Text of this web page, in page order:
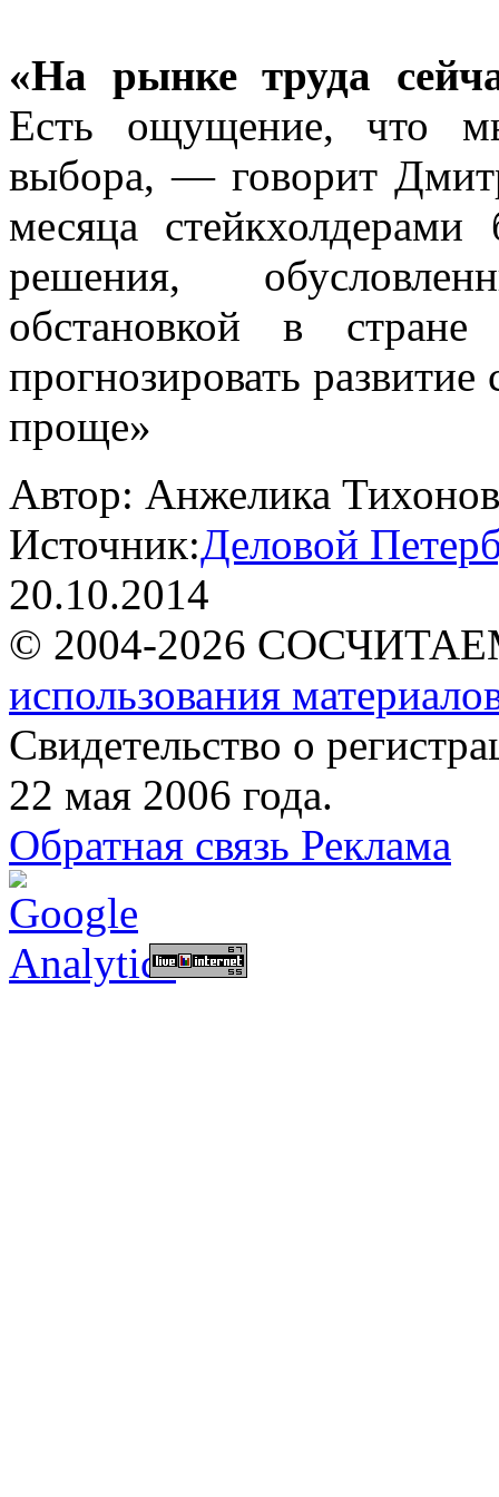
«На рынке труда
Есть ощущение, что
выбора, — говорит
месяца
решения,
обстановкой в
прогнозировать
проще»
Автор: Анжелика
Источник:Деловой
20.10.2014
© 2004-2026
использования
Свидетельство о
22 мая 2006 года.
Обратная связь Реклама